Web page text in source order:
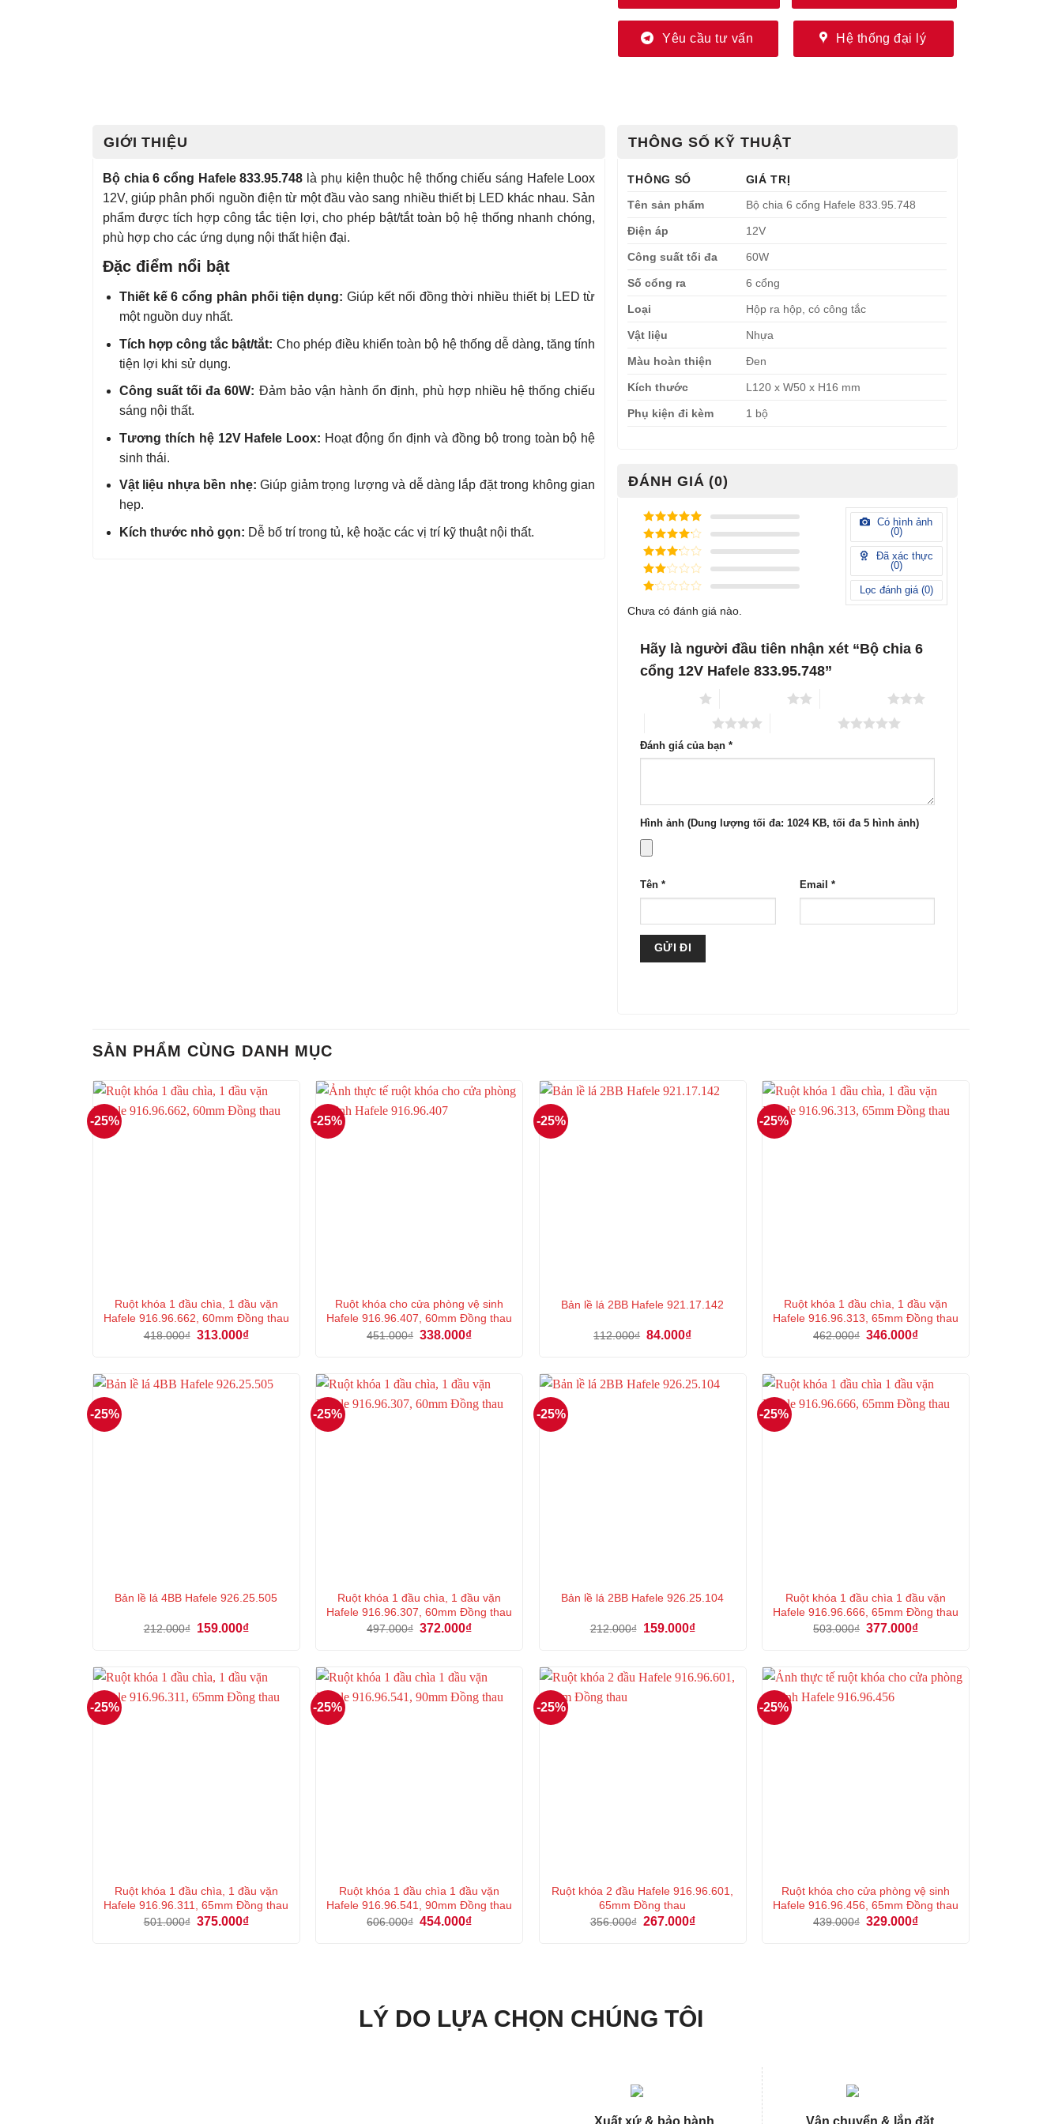
Yêu cầu tư vấn Hệ thống đại lý
GIỚI THIỆU
Bộ chia 6 cổng Hafele 833.95.748 là phụ kiện thuộc hệ thống chiếu sáng Hafele Loox
12V, giúp phân phối nguồn điện từ một đầu vào sang nhiều thiết bị LED khác nhau. Sản
phẩm được tích hợp công tắc tiện lợi, cho phép bật/tắt toàn bộ hệ thống nhanh chóng,
phù hợp cho các ứng dụng nội thất hiện đại.
Đặc điểm nổi bật
Thiết kế 6 cổng phân phối tiện dụng: Giúp kết nối đồng thời nhiều thiết bị LED từ
một nguồn duy nhất.
Tích hợp công tắc bật/tắt: Cho phép điều khiển toàn bộ hệ thống dễ dàng, tăng tính
tiện lợi khi sử dụng.
Công suất tối đa 60W: Đảm bảo vận hành ổn định, phù hợp nhiều hệ thống chiếu
sáng nội thất.
Tương thích hệ 12V Hafele Loox: Hoạt động ổn định và đồng bộ trong toàn bộ hệ
sinh thái.
Vật liệu nhựa bền nhẹ: Giúp giảm trọng lượng và dễ dàng lắp đặt trong không gian
hẹp.
Kích thước nhỏ gọn: Dễ bố trí trong tủ, kệ hoặc các vị trí kỹ thuật nội thất.
THÔNG SỐ KỸ THUẬT
THÔNG SỐ
GIÁ TRỊ
Tên sản phẩm
Bộ chia 6 cổng Hafele 833.95.748
Điện áp 12V
Công suất tối đa 60W
Số cổng ra 6 cổng
Loại Hộp ra hộp, có công tắc
Vật liệu Nhựa
Màu hoàn thiện Đen
Kích thước L120 x W50 x H16 mm
Phụ kiện đi kèm 1 bộ
ĐÁNH GIÁ (0)
Được xếp
hạng
5
5
sao
Được xếp
hạng
4
5
sao
Được
xếp
hạng3
Được
hạng
2 5
xếp
5
Có hình ảnh
(0)
Đã xác thực
(0)
Lọc đánh giá (0)
Chưa có đánh giá nào.
Hãy là người đầu tiên nhận xét “Bộ chia 6
cổng 12V Hafele 833.95.748”
Đánh giá của bạn*
Hình ảnh (Dung lượng tối đa: 1024 KB, tối đa 5 hình ảnh)
Tên* Email *
SẢN PHẨM CÙNG DANH MỤC
-25%
Ruột khóa 1 đầu chìa, 1 đầu vặn
Hafele 916.96.662, 60mm Đồng thau
418.000₫ Giá
313.000₫Giá
313.000₫.
-25%
Ruột khóa cho cửa phòng vệ sinh
Hafele 916.96.407, 60mm Đồng thau
451.000₫ Giá
338.000₫Giá
338.000₫.
-25%
Bản lề lá 2BB Hafele 921.17.142
112.000₫ Giá
84.000₫Giá
84.000₫.
-25%
Ruột khóa 1 đầu chìa, 1 đầu vặn
Hafele 916.96.313, 65mm Đồng thau
462.000₫ Giá
346.000₫Giá
346.000₫.
-25%
Bản lề lá 4BB Hafele 926.25.505
212.000₫ Giá
159.000₫Giá
159.000₫.
-25%
Ruột khóa 1 đầu chìa, 1 đầu vặn
Hafele 916.96.307, 60mm Đồng thau
497.000₫ Giá
372.000₫Giá
372.000₫.
-25%
Bản lề lá 2BB Hafele 926.25.104
212.000₫ Giá
159.000₫Giá
159.000₫.
-25%
Ruột khóa 1 đầu chìa 1 đầu vặn
Hafele 916.96.666, 65mm Đồng thau
503.000₫ Giá
377.000₫Giá
377.000₫.
-25%
Ruột khóa 1 đầu chìa, 1 đầu vặn
Hafele 916.96.311, 65mm Đồng thau
501.000₫ Giá
375.000₫Giá
-25%
Ruột khóa 1 đầu chìa 1 đầu vặn
Hafele 916.96.541, 90mm Đồng thau
606.000₫ Giá
454.000₫Giá
-25%
Ruột khóa 2 đầu Hafele 916.96.601,
65mm Đồng thau
356.000₫ Giá
267.000₫Giá
-25%
Ruột khóa cho cửa phòng vệ sinh
Hafele 916.96.456, 65mm Đồng thau
439.000₫ Giá
329.000₫Giá
LÝ DO LỰA CHỌN CHÚNG TÔI
Xuất xứ & bảo hành Vận chuyển & lắp đặt